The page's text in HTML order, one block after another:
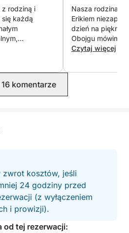
z rodziną i
każdą
o nasz
naszej
Mamy
się ponownie
Nasza rodzina
Erikiem
dzień na
Obojgu mówimy
nad nami z taką
Czytaj więcej
komentarze
zwrot kosztów, jeśli
24 godziny przed
(z wyłączeniem
i prowizji).
od tej rezerwacji: